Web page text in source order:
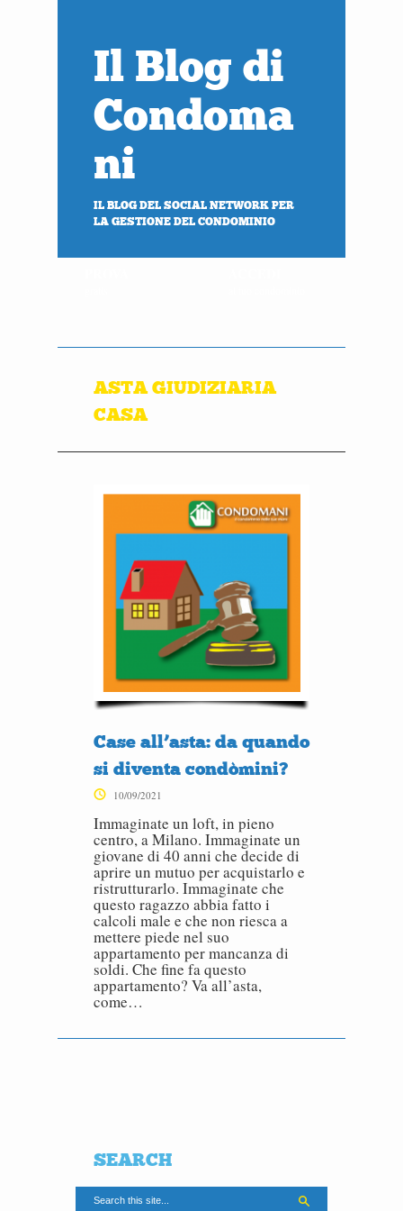
Il Blog di
Condoma
ni
IL BLOG DEL SOCIAL NETWORK PER
LA GESTIONE DEL CONDOMINIO
ASTA GIUDIZIARIA
CASA
Case all’asta: da quando
si diventa condòmini?
10/09/2021
Immaginate un loft, in pieno
centro, a Milano. Immaginate un
giovane di 40 anni che decide di
aprire un mutuo per acquistarlo e
ristrutturarlo. Immaginate che
questo ragazzo abbia fatto i
calcoli male e che non riesca a
mettere piede nel suo
appartamento per mancanza di
soldi. Che fine fa questo
appartamento? Va all’asta,
come…
SEARCH